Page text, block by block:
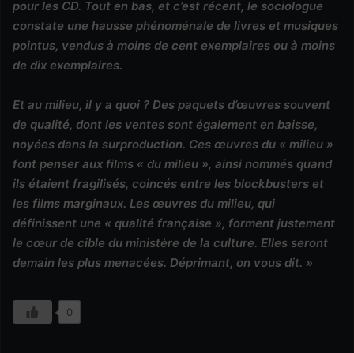
pour les CD. Tout en bas, et c’est récent, le sociologue
constate une hausse phénoménale de livres et musiques
pointus, vendus à moins de cent exemplaires ou à moins
de dix exemplaires.
Et au milieu, il y a quoi ? Des paquets d’œuvres souvent
de qualité, dont les ventes sont également en baisse,
noyées dans la surproduction. Ces œuvres du « milieu »
font penser aux films « du milieu », ainsi nommés quand
ils étaient fragilisés, coincés entre les blockbusters et
les films marginaux. Les œuvres du milieu, qui
définissent une « qualité française », forment justement
le cœur de cible du ministère de la culture. Elles seront
demain les plus menacées. Déprimant, on vous dit. »
0